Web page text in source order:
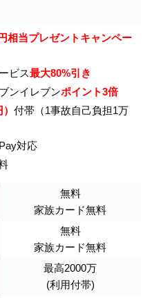
相当プレゼントキャンペー
ビス最大80%引き
ンイレブンポイント3倍
付帯（1事故自己負担1万
対応
無料
家族カード無料
無料
家族カード無料
最高2000万
(利用付帯)